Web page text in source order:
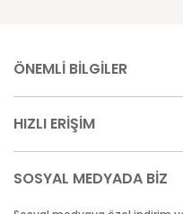
ÖNEMLİ BİLGİLER
HIZLI ERİŞİM
SOSYAL MEDYADA BİZ